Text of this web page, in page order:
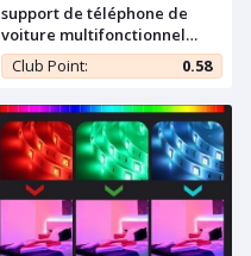
support de téléphone de
voiture multifonctionnel
pour rétroviseur , Noir
Club Point: 0.58